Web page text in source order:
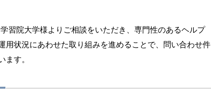
習院大学様よりご相談をいただき、専門性のあるヘルプ
状況にあわせた取り組みを進めることで、問い合わせ件
ます。